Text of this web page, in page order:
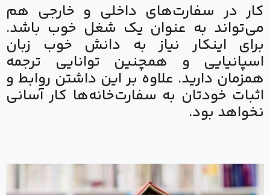
کار در سفارت‌های داخلی و خارجی هم
می‌تواند به عنوان یک شغل خوب باشد.
برای اینکار نیاز به دانش خوب زبان
اسپانیایی و همچنین توانایی ترجمه
همزمان دارید. علاوه بر این داشتن روابط و
اثبات خودتان به سفارت‌خانه‌ها کار آسانی
نخواهد بود.